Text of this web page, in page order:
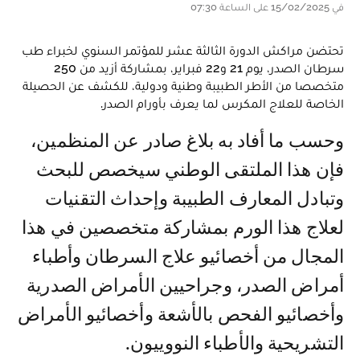
في 15/02/2025 على الساعة 07:30
تحتضن مراكش الدورة الثالثة عشر للمؤتمر السنوي لخبراء طب
سرطان الصدر، يوم 21 و22 فبراير، بمشاركة أزيد من 250
متخصصا من الأطر الطبيبة وطنية ودولية، للكشف عن الحصيلة
الخاصة للعلاج المكرس لما يعرف بأورام الصدر.
وحسب ما أفاد به بلاغ صادر عن المنظمين،
فإن هذا الملتقى الوطني سيخصص للبحث
وتبادل المعارف الطبيبة وإحداث التقنيات
لعلاج هذا الورم بمشاركة متخصصين في هذا
المجال من أخصائيو علاج السرطان وأطباء
أمراض الصدر، وجراحيين الأمراض الصدرية
وأخصائيو الفحص بالأشعة وأخصائيو الأمراض
التشريحية والأطباء النووييون.